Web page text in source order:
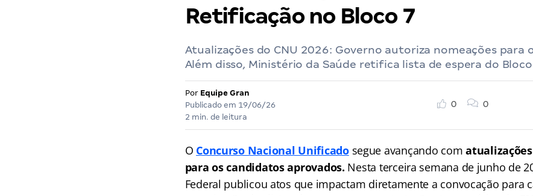
Retificação no Bloco 7
Atualizações do CNU 2026: Governo autoriza nomeações para o
Além disso, Ministério da Saúde retifica lista de espera do
Por Equipe Gran
Publicado em 19/06/26
2 min. de leitura
0 0
O Concurso Nacional Unificadosegue avançando com
para os candidatos aprovados. Nesta terceira semana de junho de
Federal publicou atos que impactam diretamente a convocação para